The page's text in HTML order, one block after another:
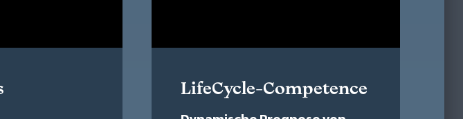
LifeCycle-Competence